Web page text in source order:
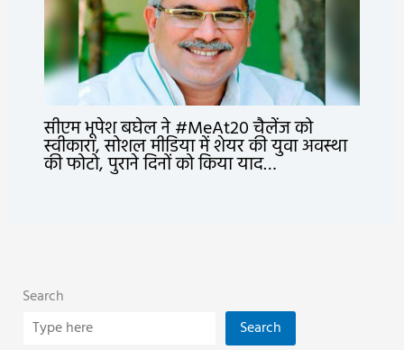
सीएम भूपेश बघेल ने #MeAt20 चैलेंज को
स्वीकारा, सोशल मीडिया में शेयर की युवा अवस्था
की फोटो, पुराने दिनों को किया याद…
Search
Search